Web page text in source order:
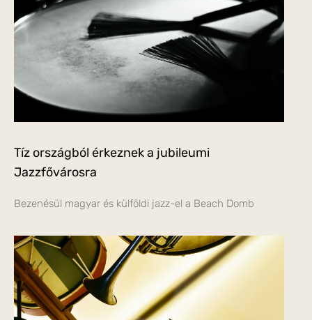
Tíz országból érkeznek a jubileumi
Jazzfővárosra
Bezenésül magyar és külföldi jazz-el a Beach Domb